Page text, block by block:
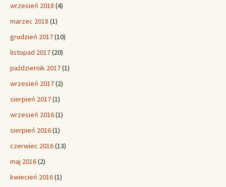
wrzesień 2018 (4)
marzec 2018 (1)
grudzień 2017(10)
listopad 2017(20)
październik 2017(1)
wrzesień 2017(2)
sierpień 2017(1)
wrzesień 2016(1)
sierpień 2016(1)
czerwiec 2016(13)
maj 2016(2)
kwiecień 2016(1)